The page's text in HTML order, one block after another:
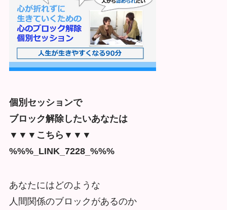
個別セッションで
ブロック解除したいあなたは
▼▼▼こちら▼▼▼
%%%_LINK_7228_%%%
あなたにはどのような
人間関係のブロックがあるのか